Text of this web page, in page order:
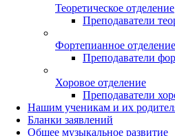
Теоретическое отделение
Преподаватели
Фортепианное отделение
Преподаватели
Хоровое отделение
Преподаватели
Нашим ученикам и их
Бланки заявлений
Общее музыкальное развитие